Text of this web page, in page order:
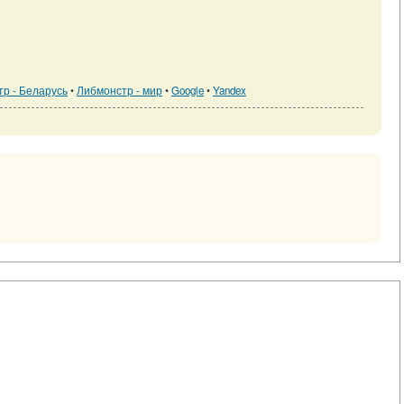
- Беларусь• Либмонстр - мир•Google•Yandex